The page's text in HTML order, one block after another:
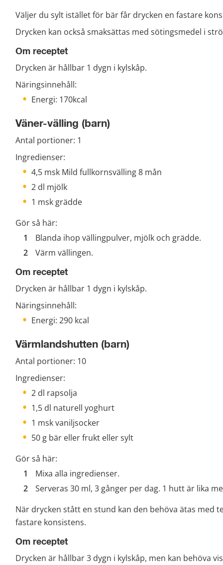
Väljer du sylt istället för bär får drycken en fastare
Drycken kan också smaksättas med sötingsmedel i
Om receptet
Drycken är hållbar 1 dygn i kylskåp.
Näringsinnehåll:
Energi: 170kcal
Väner-välling (barn)
Antal portioner: 1
Ingredienser:
4,5 msk Mild fullkornsvälling 8 mån
2 dl mjölk
1 msk grädde
Gör så här:
Blanda ihop vällingpulver, mjölk och grädde.
Värm vällingen.
Om receptet
Drycken är hållbar 1 dygn i kylskåp.
Näringsinnehåll:
Energi: 290 kcal
Värmlandshutten (barn)
Antal portioner: 10
Ingredienser:
2 dl rapsolja
1,5 dl naturell yoghurt
1 msk vaniljsocker
50 g bär eller frukt eller sylt
Gör så här:
Mixa alla ingredienser.
Serveras 30 ml, 3 gånger per dag. 1 hutt är lika
När drycken stått en stund kan den behöva ätas med
fastare konsistens.
Om receptet
Drycken är hållbar 3 dygn i kylskåp, men kan behöva